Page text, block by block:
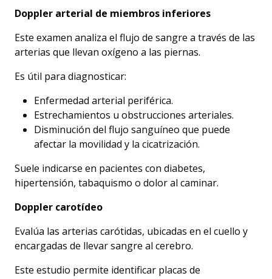
Doppler arterial de miembros inferiores
Este examen analiza el flujo de sangre a través de las
arterias que llevan oxígeno a las piernas.
Es útil para diagnosticar:
Enfermedad arterial periférica.
Estrechamientos u obstrucciones arteriales.
Disminución del flujo sanguíneo que puede
afectar la movilidad y la cicatrización.
Suele indicarse en pacientes con diabetes,
hipertensión, tabaquismo o dolor al caminar.
Doppler carotídeo
Evalúa las arterias carótidas, ubicadas en el cuello y
encargadas de llevar sangre al cerebro.
Este estudio permite identificar placas de